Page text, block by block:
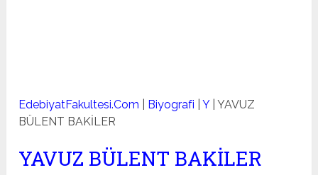
EdebiyatFakultesi.Com Biyografi |Y|YAVUZ
BÜLENT BAKİLER
YAVUZ BÜLENT BAKİLER